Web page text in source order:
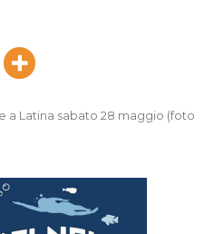
a Latina sabato 28 maggio (foto